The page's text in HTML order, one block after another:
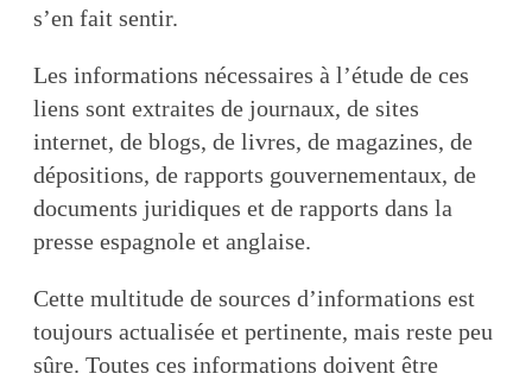
s’en fait sentir.
Les informations nécessaires à l’étude de ces
liens sont extraites de journaux, de sites
internet, de blogs, de livres, de magazines, de
dépositions, de rapports gouvernementaux, de
documents juridiques et de rapports dans la
presse espagnole et anglaise.
Cette multitude de sources d’informations est
toujours actualisée et pertinente, mais reste peu
sûre. Toutes ces informations doivent être